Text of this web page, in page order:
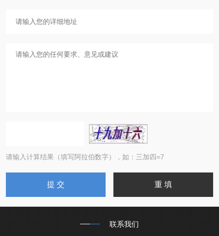
请输入计算结果（填写阿拉伯数字），如：三加四=7
联系我们